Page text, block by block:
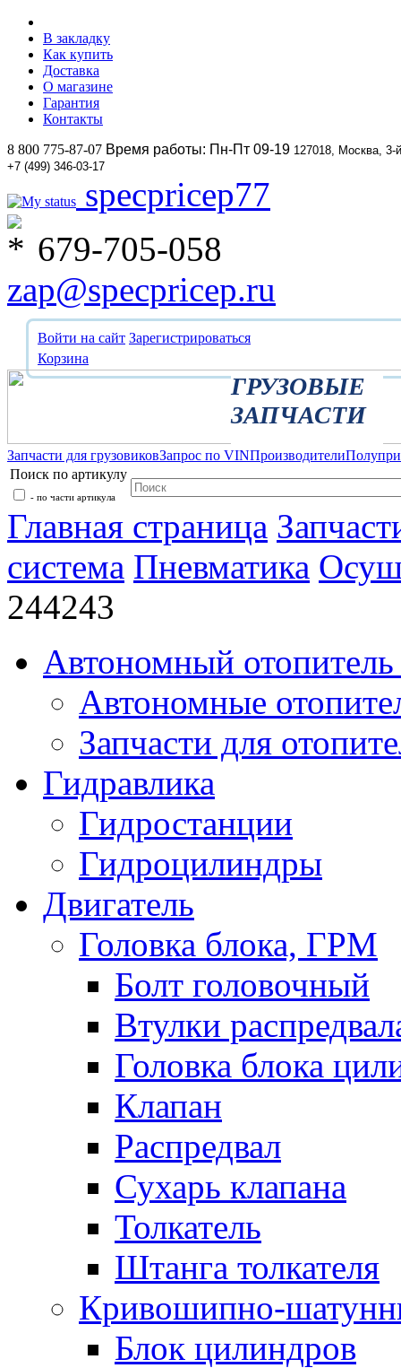
В закладку
Как купить
Доставка
О магазине
Гарантия
Контакты
8 800 775-87-07 Время работы: Пн-Пт 09-19 127018, Москва,
+7 (499) 346-03-17
specpricep77
679-705-058
zap@specpricep.ru
Войти на сайт Зарегистрироваться
Корзина
ГРУЗОВЫЕ
ЗАПЧАСТИ
Запчасти для грузовиковЗапрос по VINПроизводители
Поиск по артикулу
- по части артикула
Главная страница
система Пневматика
244243
Автономный отопитель
Автономные
Запчасти для
Гидравлика
Гидростанции
Гидроцилиндры
Двигатель
Головка блока, ГРМ
Болт головочный
Втулки
Головка блока
Клапан
Распредвал
Сухарь клапана
Толкатель
Штанга толкателя
Кривошипно-
Блок цилиндров